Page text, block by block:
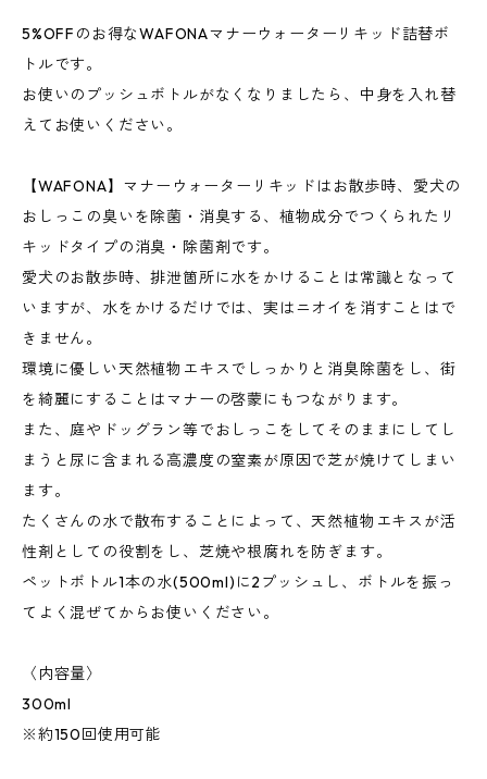
5%OFFのお得なWAFONAマナーウォーターリキッド詰替ボ
トルです。
お使いのプッシュボトルがなくなりましたら、中身を入れ替
えてお使いください。
【WAFONA】マナーウォーターリキッドはお散歩時、愛犬の
おしっこの臭いを除菌・消臭する、植物成分でつくられたリ
キッドタイプの消臭・除菌剤です。
愛犬のお散歩時、排泄箇所に水をかけることは常識となって
いますが、水をかけるだけでは、実はニオイを消すことはで
きません。
環境に優しい天然植物エキスでしっかりと消臭除菌をし、街
を綺麗にすることはマナーの啓蒙にもつながります。
また、庭やドッグラン等でおしっこをしてそのままにしてし
まうと尿に含まれる高濃度の窒素が原因で芝が焼けてしまい
ます。
たくさんの水で散布することによって、天然植物エキスが活
性剤としての役割をし、芝焼や根腐れを防ぎます。
ペットボトル1本の水(500ml)に2プッシュし、ボトルを振っ
てよく混ぜてからお使いください。
〈内容量〉
300ml
※約150回使用可能